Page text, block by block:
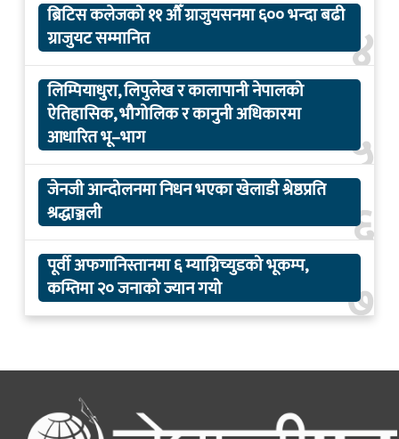
४
ब्रिटिस कलेजको ११ औँ ग्राजुयसनमा ६०० भन्दा बढी
ग्राजुयट सम्मानित
५
लिम्पियाधुरा, लिपुलेख र कालापानी नेपालको
ऐतिहासिक, भौगोलिक र कानुनी अधिकारमा
आधारित भू–भाग
६
जेनजी आन्दोलनमा निधन भएका खेलाडी श्रेष्ठप्रति
श्रद्धाञ्जली
७
पूर्वी अफगानिस्तानमा ६ म्याग्निच्युडको भूकम्प,
कम्तिमा २० जनाको ज्यान गयो